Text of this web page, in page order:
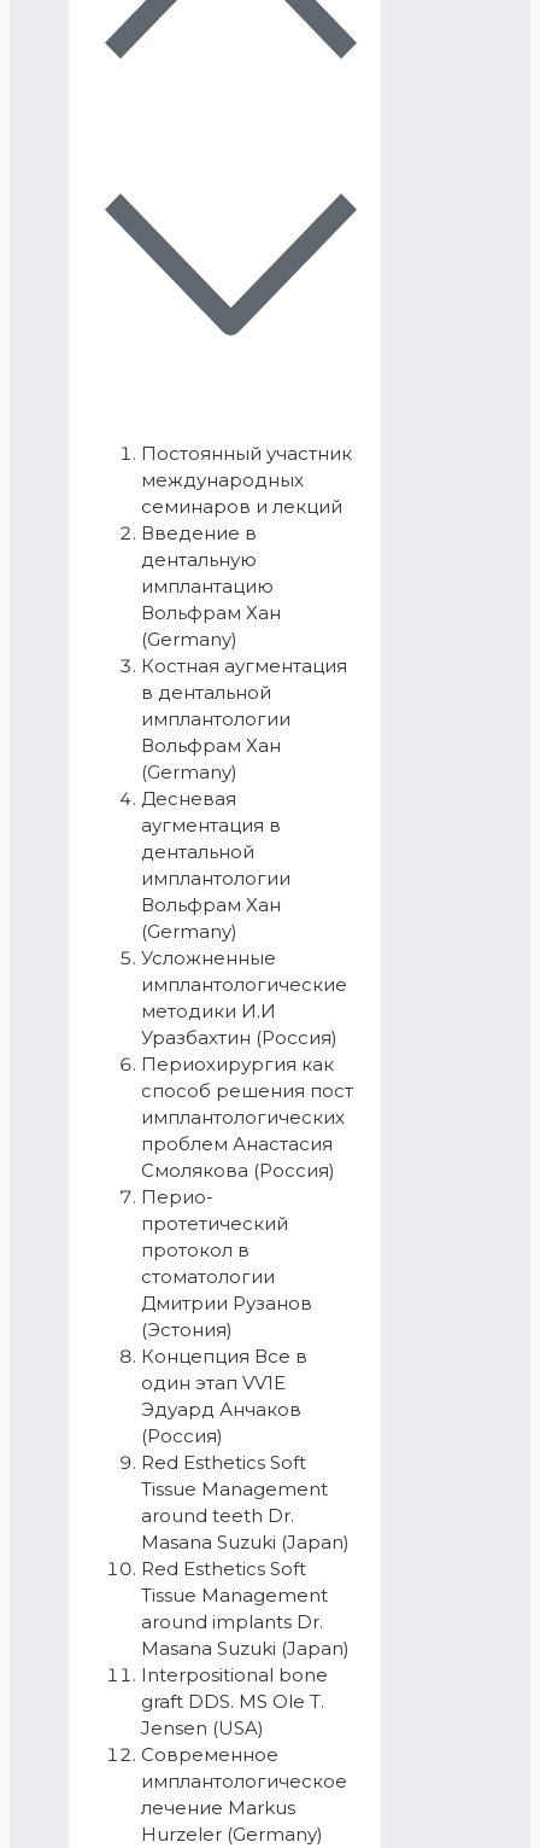
Постоянный участник
международных
семинаров и лекций
Введение в
дентальную
имплантацию
Вольфрам Хан
(Germany)
Костная аугментация
в дентальной
имплантологии
Вольфрам Хан
(Germany)
Десневая
аугментация в
дентальной
имплантологии
Вольфрам Хан
(Germany)
Усложненные
имплантологические
методики И.И
Уразбахтин (Россия)
Периохирургия как
способ решения пост
имплантологических
проблем Анастасия
Смолякова (Россия)
Перио-
протетический
протокол в
стоматологии
Дмитрии Рузанов
(Эстония)
Концепция Все в
один этап VV1E
Эдуард Анчаков
(Россия)
Red Esthetics Soft
Tissue Management
around teeth Dr.
Masana Suzuki (Japan)
Red Esthetics Soft
Tissue Management
around implants Dr.
Masana Suzuki (Japan)
Interpositional bone
graft DDS. MS Ole T.
Jensen (USA)
Современное
имплантологическое
лечение Markus
Hurzeler (Germany)